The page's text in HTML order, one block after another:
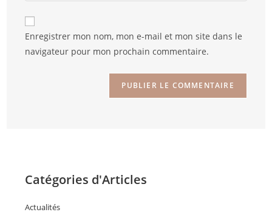
Enregistrer mon nom, mon e-mail et mon site dans le
navigateur pour mon prochain commentaire.
Catégories d'Articles
Actualités